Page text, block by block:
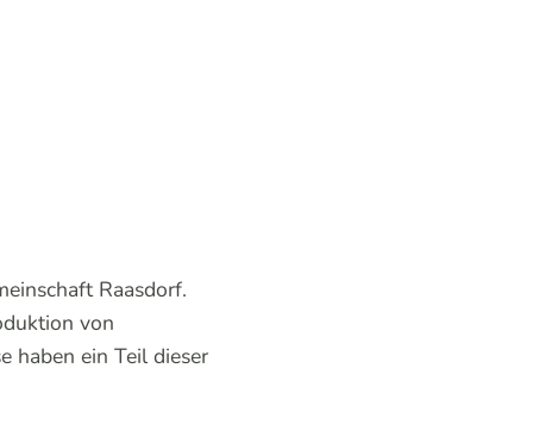
Raasdorf.
von
haben ein Teil dieser